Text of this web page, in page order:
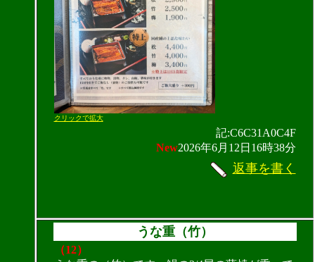
クリックで拡大
記:C6C31A0C4F
New2026年6月12日16時38分
返事を書く
うな重（竹）
（12）